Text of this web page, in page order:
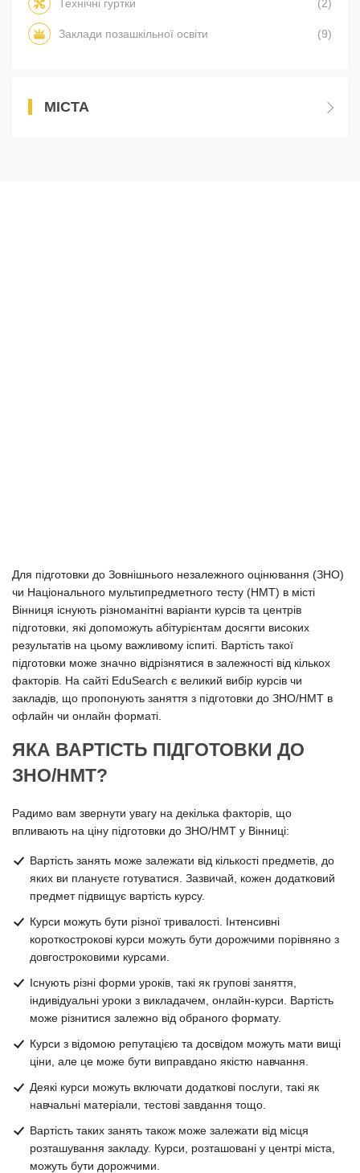
Технічні гуртки (2)
Заклади позашкільної освіти (9)
МІСТА
Для підготовки до Зовнішнього незалежного оцінювання (ЗНО)
чи Національного мультипредметного тесту (НМТ) в місті
Вінниця існують різноманітні варіанти курсів та центрів
підготовки, які допоможуть абітурієнтам досягти високих
результатів на цьому важливому іспиті. Вартість такої
підготовки може значно відрізнятися в залежності від кількох
факторів. На сайті EduSearch є великий вибір курсів чи
закладів, що пропонують заняття з підготовки до ЗНО/НМТ в
офлайн чи онлайн форматі.
ЯКА ВАРТІСТЬ ПІДГОТОВКИ ДО
ЗНО/НМТ?
Радимо вам звернути увагу на декілька факторів, що
впливають на ціну підготовки до ЗНО/НМТ у Вінниці:
Вартість занять може залежати від кількості предметів, до
яких ви плануєте готуватися. Зазвичай, кожен додатковий
предмет підвищує вартість курсу.
Курси можуть бути різної тривалості. Інтенсивні
короткострокові курси можуть бути дорожчими порівняно з
довгостроковими курсами.
Існують різні форми уроків, такі як групові заняття,
індивідуальні уроки з викладачем, онлайн-курси. Вартість
може різнитися залежно від обраного формату.
Курси з відомою репутацією та досвідом можуть мати вищі
ціни, але це може бути виправдано якістю навчання.
Деякі курси можуть включати додаткові послуги, такі як
навчальні матеріали, тестові завдання тощо.
Вартість таких занять також може залежати від місця
розташування закладу. Курси, розташовані у центрі міста,
можуть бути дорожчими.